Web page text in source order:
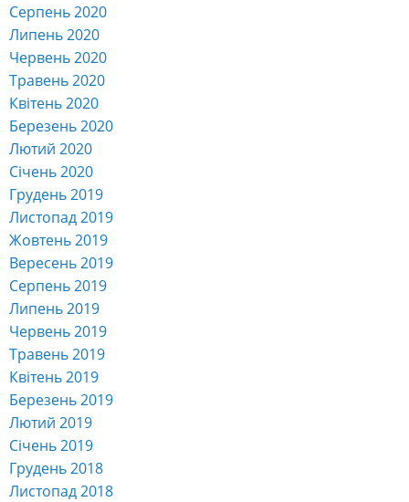
Серпень 2020
Липень 2020
Червень 2020
Травень 2020
Квітень 2020
Березень 2020
Лютий 2020
Січень 2020
Грудень 2019
Листопад 2019
Жовтень 2019
Вересень 2019
Серпень 2019
Липень 2019
Червень 2019
Травень 2019
Квітень 2019
Березень 2019
Лютий 2019
Січень 2019
Грудень 2018
Листопад 2018